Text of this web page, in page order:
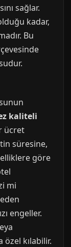
sağlar.
kadar,
Bu
kaliteli
ücret
süresine,
göre
mi
engeller.
kılabilir.